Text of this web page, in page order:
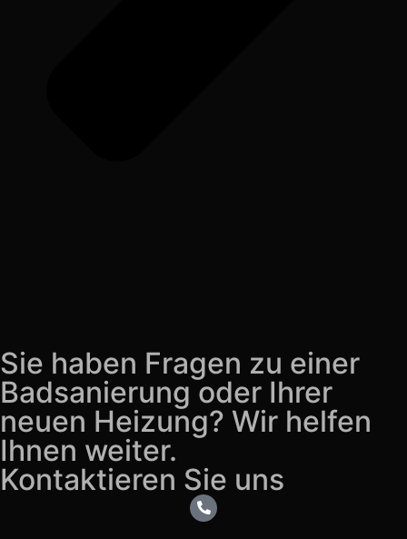
Sie haben Fragen zu einer
Badsanierung oder Ihrer
neuen Heizung? Wir helfen
Ihnen weiter.
Kontaktieren Sie uns